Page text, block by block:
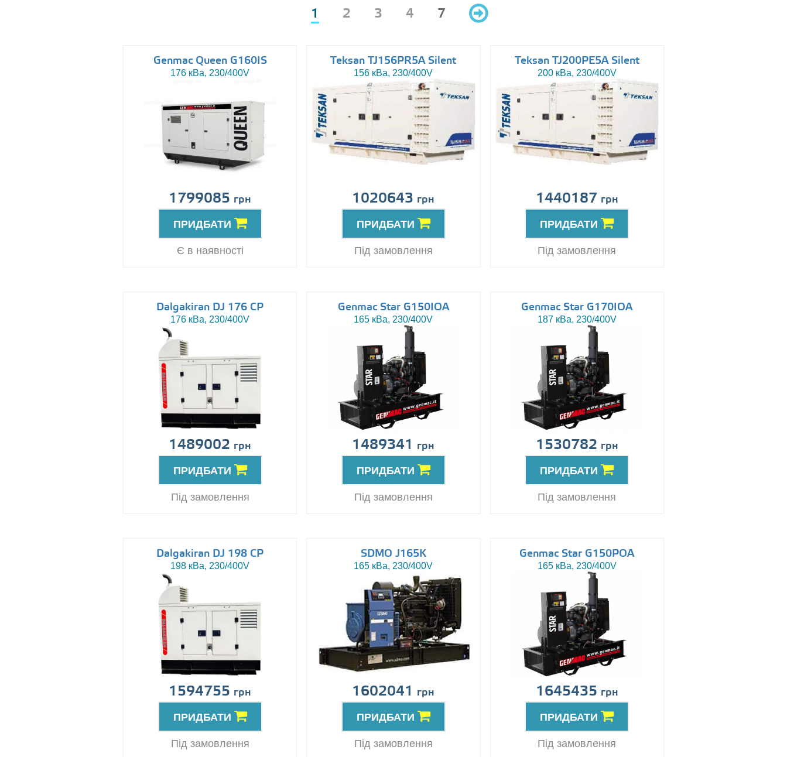
1 2 3 4 7
Genmac Queen G160IS
176 кВа, 230/400V
1799085 грн
ПРИДБАТИ
Є в наявності
Teksan TJ156PR5A Silent
156 кВа, 230/400V
1020643 грн
ПРИДБАТИ
Під замовлення
Teksan TJ200PE5A Silent
200 кВа, 230/400V
1440187 грн
ПРИДБАТИ
Під замовлення
Dalgakiran DJ 176 CP
176 кВа, 230/400V
1489002 грн
ПРИДБАТИ
Під замовлення
Genmac Star G150IOA
165 кВа, 230/400V
1489341 грн
ПРИДБАТИ
Під замовлення
Genmac Star G170IOA
187 кВа, 230/400V
1530782 грн
ПРИДБАТИ
Під замовлення
Dalgakiran DJ 198 CP
198 кВа, 230/400V
1594755 грн
ПРИДБАТИ
Під замовлення
SDMO J165K
165 кВа, 230/400V
1602041 грн
ПРИДБАТИ
Під замовлення
Genmac Star G150POA
165 кВа, 230/400V
1645435 грн
ПРИДБАТИ
Під замовлення